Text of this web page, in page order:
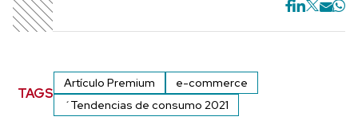
TAGS
Artículo Premium
e-commerce
´Tendencias de consumo 2021